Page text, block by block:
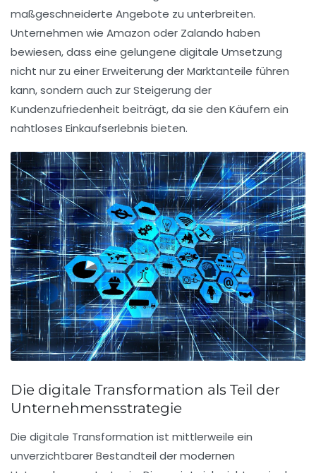
maßgeschneiderte Angebote zu unterbreiten.
Unternehmen wie Amazon oder Zalando haben
bewiesen, dass eine gelungene digitale Umsetzung
nicht nur zu einer Erweiterung derMarktanteile führen
kann, sondern auch zurSteigerung der
Kundenzufriedenheit beiträgt, da sie den Käufern ein
nahtloses Einkaufserlebnis bieten.
Die digitale Transformation als Teil der
Unternehmensstrategie
Die digitale Transformation ist mittlerweile ein
unverzichtbarer Bestandteil der modernen